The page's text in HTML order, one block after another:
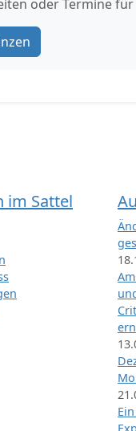
oder Termine
im Sattel